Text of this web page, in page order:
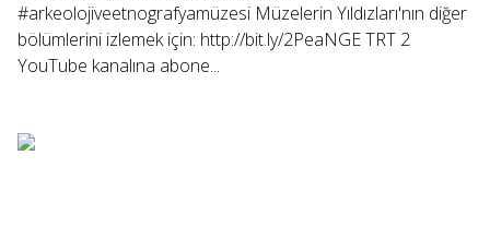
#arkeolojiveetnografyamüzesi Müzelerin Yıldızları'nın diğer
bölümlerini izlemek için: http://bit.ly/2PeaNGE TRT 2
YouTube kanalına abone...